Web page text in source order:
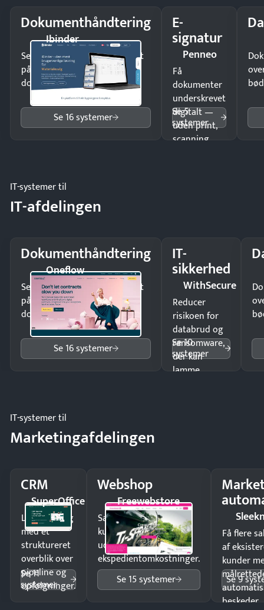
Dokumenthåndtering
Ibinder
Send kontrakter til underskrift
på minutter og mist ingen
dokumenter.
Se 16 systemer
E-
signatur
Penneo
Få
dokumenter
underskrevet
digitalt —
uden print,
scanning
Se 5
systemer
IT-systemer til
IT-afdelingen
Dokumenthåndtering
Oneflow
Send kontrakter til underskrift
på minutter og mist ingen
dokumenter.
Se 16 systemer
IT-
sikkerhed
WithSecure
Reducer
risikoen for
databrud og
ransomware,
der kan
lamme
Se 10
systemer
IT-systemer til
Marketingafdelingen
CRM
SuperOffice
Luk flere salg
med et
struktureret
overblik over
pipeline og
opfølgninger.
Se 11
systemer
Webshop
Freewebstore
Sælg produkter 24/7 til
kunder i hele landet
uden
ekspedientomkostninger.
Se 15 systemer
Få flere
af
kunder
beskeder.
Se 9